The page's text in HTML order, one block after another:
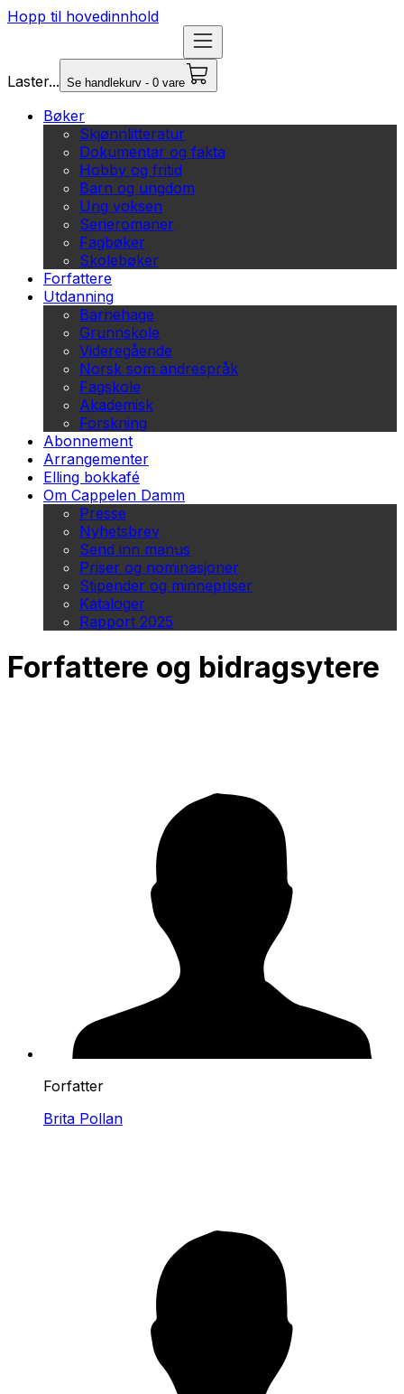
Hopp til hovedinnhold
Laster... Se handlekurv - 0 vare
Bøker
Skjønnlitteratur
Dokumentar og fakta
Hobby og fritid
Barn og ungdom
Ung voksen
Serieromaner
Fagbøker
Skolebøker
Forfattere
Utdanning
Barnehage
Grunnskole
Videregående
Norsk som andrespråk
Fagskole
Akademisk
Forskning
Abonnement
Arrangementer
Elling bokkafé
Om Cappelen Damm
Presse
Nyhetsbrev
Send inn manus
Priser og nominasjoner
Stipender og minnepriser
Kataloger
Rapport 2025
Forfattere og bidragsytere
Forfatter
Brita Pollan